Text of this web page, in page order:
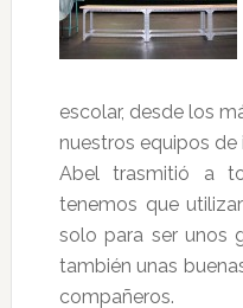
escolar, desde los
nuestros equipos de
Abel trasmitió a
tenemos que
solo para ser unos
también unas
compañeros.